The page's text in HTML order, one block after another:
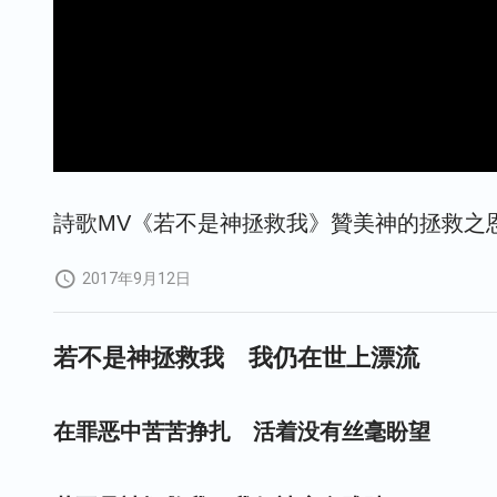
詩歌MV《若不是神拯救我》贊美神的拯救之
2017年9月12日
若不是神拯救我 我仍在世上漂流
在罪恶中苦苦挣扎 活着没有丝毫盼望